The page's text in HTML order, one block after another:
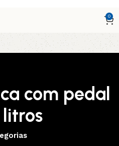
0
com pedal
litros